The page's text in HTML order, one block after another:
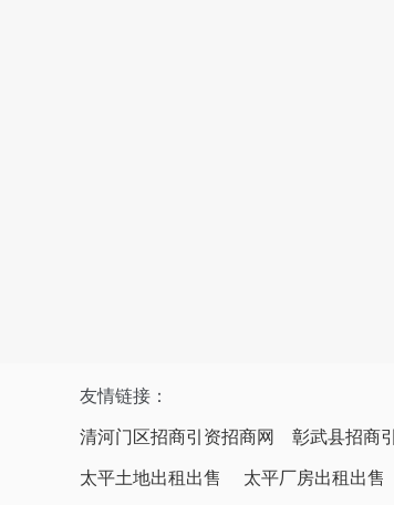
友情链接：
清河门区招商引资招商网 彰武县招商
太平土地出租出售 太平厂房出租出售